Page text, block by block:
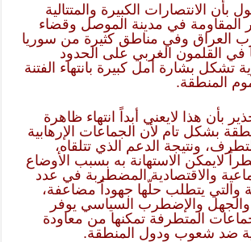
بأن الانتصارات الكبيرة والمتتالية
المقاومة في مدينة الموصل وقضاء
العراق وفي مناطق كثيرة من سوريا
في القلمون الغربي على الحدود
تشكل بشارة أمل كبيرة بانتهاء الفتنة
المنطقة.
بأن هذا لايعني أبداً انتهاء ظاهرة
بشكل تام لأن الجماعات الإرهابية
ونتيجة الدعم الذي تتلقاه،
لايمكن الاستهانة به بسبب الأوضاع
والاقتصادية المضطربة في عدد
والتي يتطلب حلّها جهوداً مضاعفة،
والجهل والإضطرب السياسي يوفر
المتطرفة تمكنها من معاودة
ضد شعوب ودول المنطقة.